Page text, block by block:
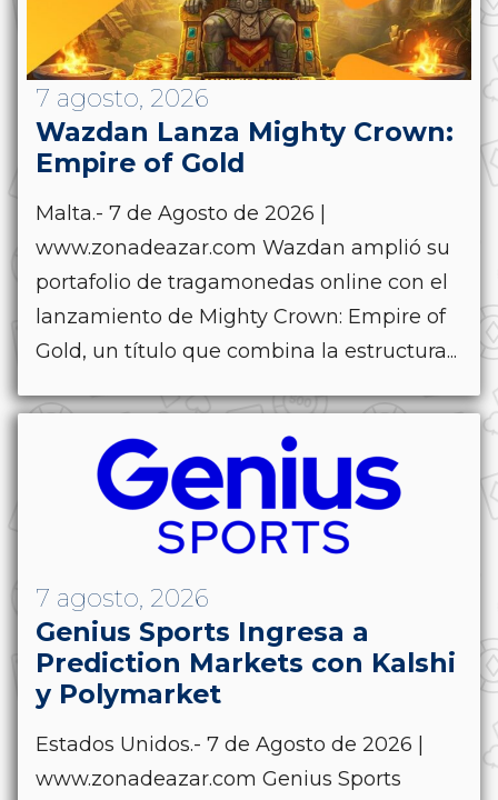
7 agosto, 2026
Wazdan Lanza Mighty Crown:
Empire of Gold
Malta.- 7 de Agosto de 2026 |
www.zonadeazar.com Wazdan amplió su
portafolio de tragamonedas online con el
lanzamiento de Mighty Crown: Empire of
Gold, un título que combina la estructura...
7 agosto, 2026
Genius Sports Ingresa a
Prediction Markets con Kalshi
y Polymarket
Estados Unidos.- 7 de Agosto de 2026 |
www.zonadeazar.com Genius Sports